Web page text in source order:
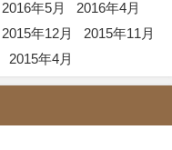
2016年5月
2016年4月
2015年12月
2015年11月
2015年4月